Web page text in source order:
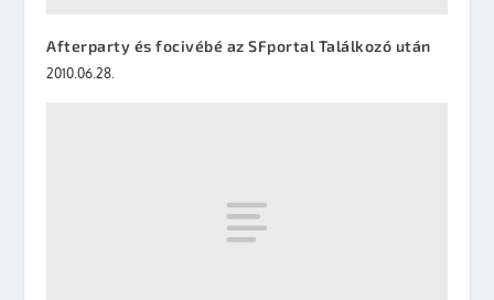
Afterparty és focivébé az SFportal Találkozó után
2010.06.28.